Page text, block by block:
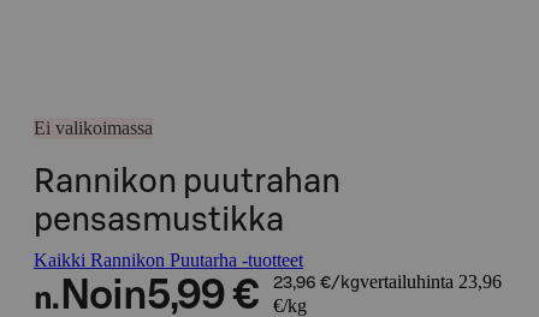
Ei valikoimassa
Rannikon puutrahan
pensasmustikka
Kaikki Rannikon Puutarha -tuotteet
n. Noin5,99 € 23,96 €/kgvertailuhinta 23,96
€/kg